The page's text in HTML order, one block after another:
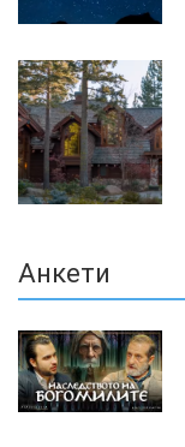
Анкети